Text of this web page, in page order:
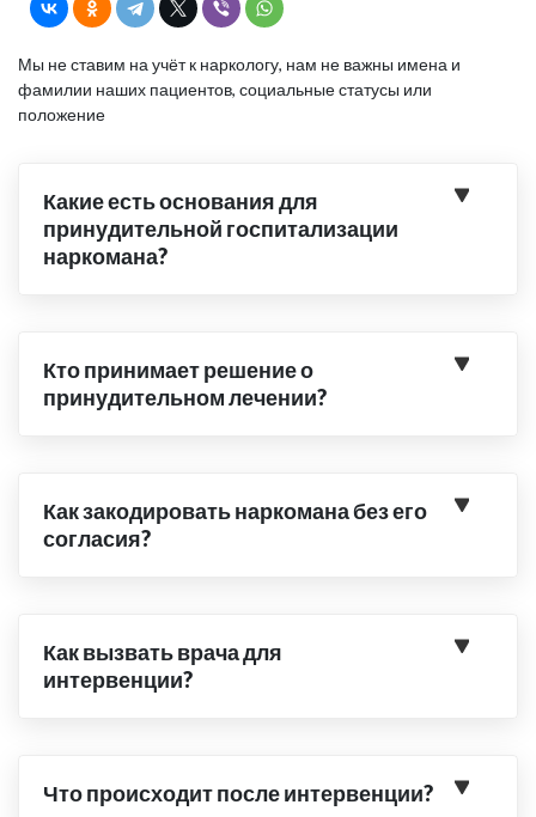
Мы не ставим на учёт к наркологу, нам не важны имена и
фамилии наших пациентов, социальные статусы или
положение
Какие есть основания для
принудительной госпитализации
наркомана?
Кто принимает решение о
принудительном лечении?
Как закодировать наркомана без его
согласия?
Как вызвать врача для
интервенции?
Что происходит после интервенции?